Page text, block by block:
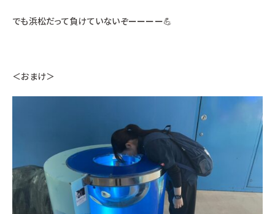
でも浜松だって負けていないぞーーーー💪
＜おまけ＞